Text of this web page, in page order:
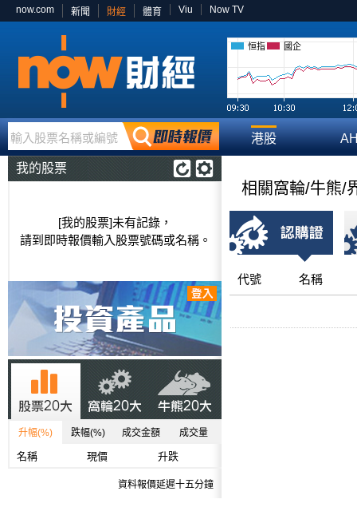
now.com 新聞 財經 體育 Viu Now TV
恒指 國企
輸入股票名稱或編號 港股
我的股票
[我的股票]未有記錄，
請到即時報價輸入股票號碼或名稱。
升幅(%) 跌幅(%) 成交金額 成交量
名稱 現價 升跌
資料報價延遲十五分鐘
相關窩輪/牛熊/
代號 名稱